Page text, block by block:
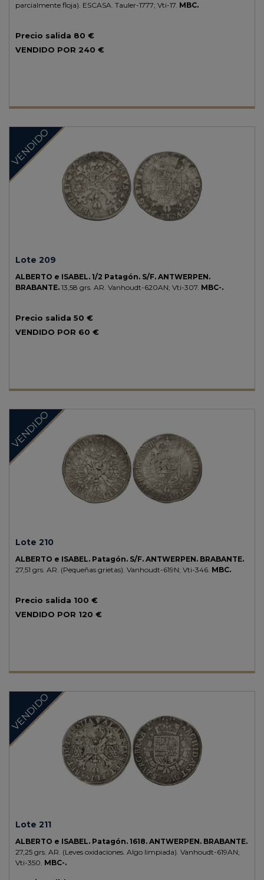
parcialmente floja). ESCASA. Tauler-1777; Vti-17. MBC.
Precio salida 80 €
VENDIDO POR 240 €
VENDIDO
Lote 209
ALBERTO e ISABEL. 1/2 Patagón. S/F. ANTWERPEN.
BRABANTE. 13,58 grs. AR. Vanhoudt-620AN; Vti-307. MBC-.
Precio salida 50 €
VENDIDO POR 60 €
VENDIDO
Lote 210
ALBERTO e ISABEL. Patagón. S/F. ANTWERPEN. BRABANTE.
27,51 grs. AR. (Pequeñas grietas). Vanhoudt-619N; Vti-346. MBC.
Precio salida 100 €
VENDIDO POR 120 €
VENDIDO
Lote 211
ALBERTO e ISABEL. Patagón. 1618. ANTWERPEN. BRABANTE.
27,25 grs. AR. (Leves oxidaciones. Algo limpiada). Vanhoudt-619AN;
Vti-350. MBC-.